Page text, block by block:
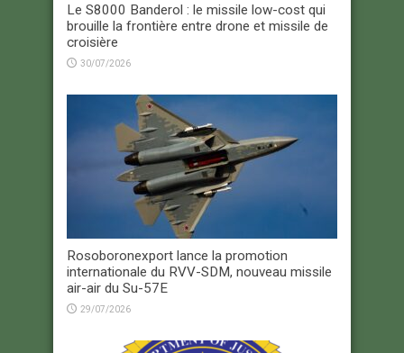
Le S8000 Banderol : le missile low-cost qui
brouille la frontière entre drone et missile de
croisière
30/07/2026
Rosoboronexport lance la promotion
internationale du RVV-SDM, nouveau missile
air-air du Su-57E
29/07/2026